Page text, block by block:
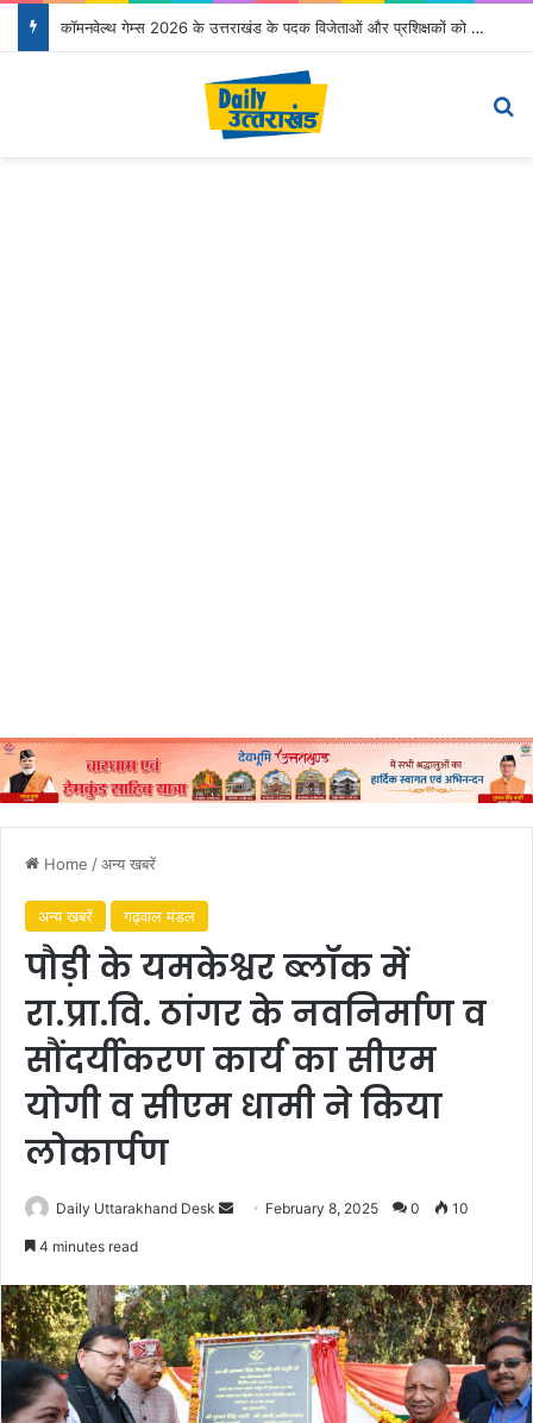
कॉमनवेल्थ गेम्स 2026 के उत्तराखंड के पदक विजेताओं और प्रशिक्षकों को मुख्यमंत्री धामी ने किया सम्मानित
Home /अन्य खबरें
अन्य खबरें गढ़वाल मंडल
पौड़ी के यमकेश्वर ब्लॉक में
रा.प्रा.वि. ठांगर के नवनिर्माण व
सौंदर्यीकरण कार्य का सीएम
योगी व सीएम धामी ने किया
लोकार्पण
Daily Uttarakhand Desk
d
a
n
e
m
February 8, 2025 0 10
4 minutes read